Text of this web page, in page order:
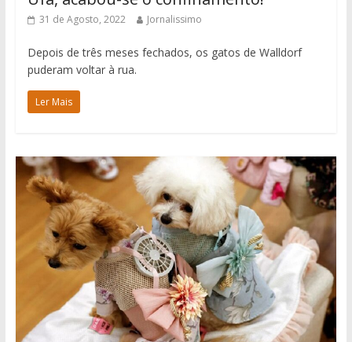
31 de Agosto, 2022 Jornalissimo
Depois de três meses fechados, os gatos de Walldorf
puderam voltar à rua.
Ler Mais